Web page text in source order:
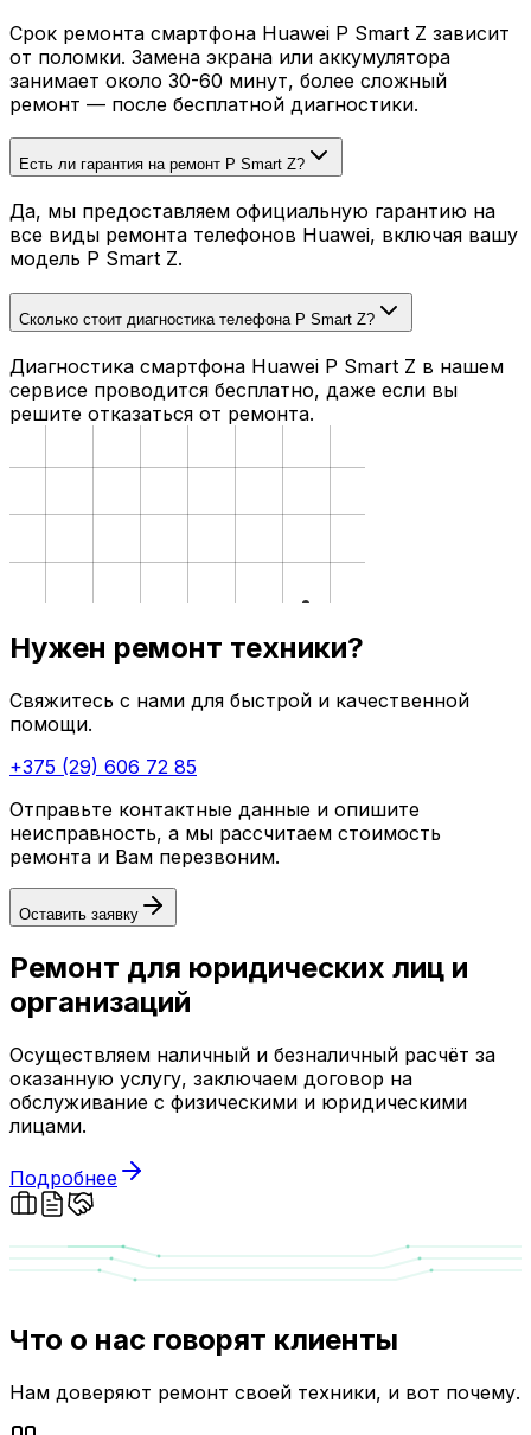
Срок ремонта смартфона Huawei P Smart Z зависит
от поломки. Замена экрана или аккумулятора
занимает около 30-60 минут, более сложный
ремонт — после бесплатной диагностики.
Есть ли гарантия на ремонт P Smart Z?
Да, мы предоставляем официальную гарантию на
все виды ремонта телефонов Huawei, включая вашу
модель P Smart Z.
Сколько стоит диагностика телефона P Smart Z?
Диагностика смартфона Huawei P Smart Z в нашем
сервисе проводится бесплатно, даже если вы
решите отказаться от ремонта.
Нужен ремонт техники?
Свяжитесь с нами для быстрой и качественной
помощи.
+375 (29) 606 72 85
Отправьте контактные данные и опишите
неисправность, а мы рассчитаем стоимость
ремонта и Вам перезвоним.
Оставить заявку
Ремонт для юридических лиц и
организаций
Осуществляем наличный и безналичный расчёт за
оказанную услугу, заключаем договор на
обслуживание с физическими и юридическими
лицами.
Подробнее
Что о нас говорят клиенты
Нам доверяют ремонт своей техники, и вот почему.